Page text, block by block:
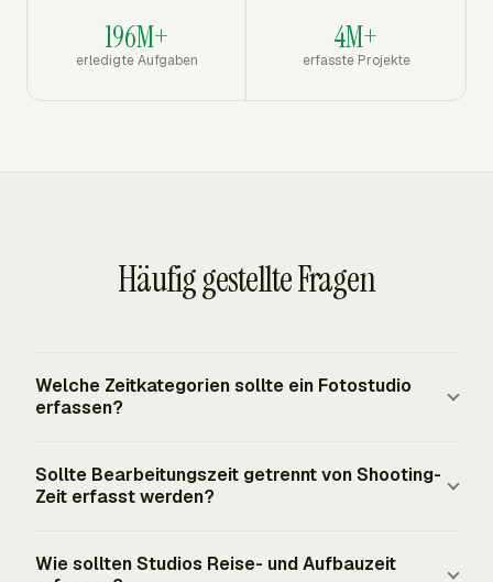
196M+
erledigte Aufgaben
4M+
erfasste Projekte
Häufig gestellte Fragen
Welche Zeitkategorien sollte ein Fotostudio
erfassen?
Kundentermine, Vorproduktion, Reisezeit, Aufbau,
Marketing, Terminplanung, Aufzeichnungen,
Sollte Bearbeitungszeit getrennt von Shooting-
Zeit erfasst werden?
Dateiverwaltung, Proofing, Speicherung und digitale
Wie sollten Studios Reise- und Aufbauzeit